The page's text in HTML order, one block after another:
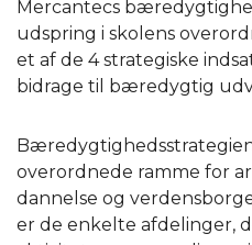
Mercantecs
udspring i skolens
et af de 4 strategiske
bidrage til bæredygtig
overordnede ramme for
dannelse og
er de enkelte afdelinger,